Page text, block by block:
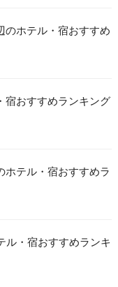
のホテル・宿おすすめ
宿おすすめランキング
ホテル・宿おすすめラ
ル・宿おすすめランキ